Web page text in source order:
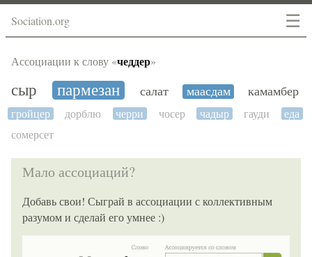
☰
Sociation.org
Ассоциации к слову «чеддер»
сыр пармезан салат маасдам камамбер
гройцер дорблю черри чосер чадыр гауди
еда
сомерсет
Мало ассоциаций?
Добавь свои! Сыграй в ассоциации с коллективным
разумом и сделай его умнее :)